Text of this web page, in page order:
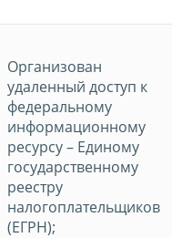
Организован
удаленный доступ к
федеральному
информационному
ресурсу – Единому
государственному
реестру
налогоплательщиков
(ЕГРН);